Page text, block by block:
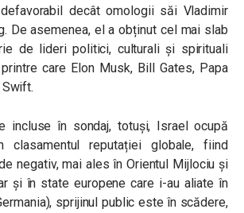
decât omologii săi Vladimir
De asemenea, el a obținut cel mai slab
de lideri politici, culturali și spirituali
care Elon Musk, Bill Gates, Papa
incluse în sondaj, totuși, Israel ocupă
clasamentul reputației globale, fiind
negativ, mai ales în Orientul Mijlociu și
și în state europene care i-au aliate în
sprijinul public este în scădere,